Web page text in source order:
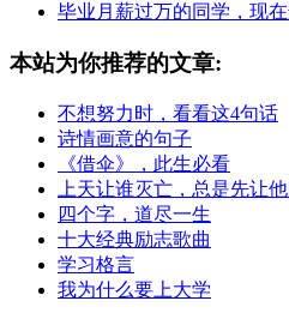
毕业月薪过万的同学，现
本站为你推荐的文章:
不想努力时，看看这4句话
诗情画意的句子
《借伞》，此生必看
上天让谁灭亡，总是先让
四个字，道尽一生
十大经典励志歌曲
学习格言
我为什么要上大学